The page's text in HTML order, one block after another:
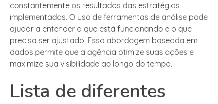
constantemente os resultados das estratégias
implementadas. O uso de ferramentas de análise pode
ajudar a entender o que está funcionando e o que
precisa ser ajustado. Essa abordagem baseada em
dados permite que a agência otimize suas ações e
maximize sua visibilidade ao longo do tempo.
Lista de diferentes